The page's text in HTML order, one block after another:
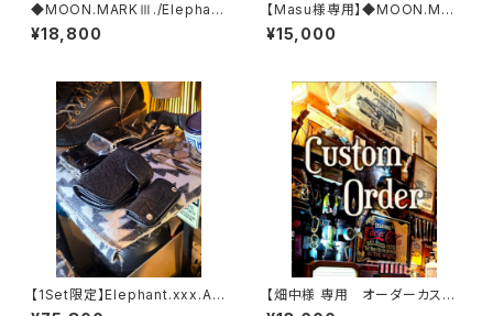
◆MOON.MARKⅢ./Elephan
t. Coin Case.xxx. Black.Edi
tion
¥18,800
【Masu様専用】◆MOON.MAR
KⅢ./Crocodile. Coin Case.
xxx.ORIENTAL'BLUE .Editio
¥15,000
【1Set限定】Elephant.xxx.As
h'Gray-Black.Edition// JAC
【畑中様 専用 オーダーカスタ
ム一式